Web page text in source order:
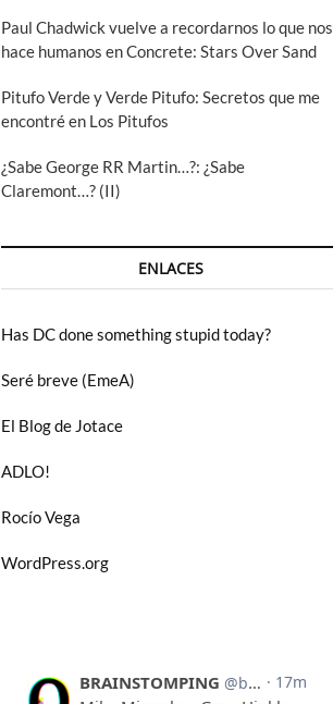
Paul Chadwick vuelve a recordarnos lo que nos
hace humanos en Concrete: Stars Over Sand
Pitufo Verde y Verde Pitufo: Secretos que me
encontré en Los Pitufos
¿Sabe George RR Martin…?: ¿Sabe
Claremont…? (II)
ENLACES
Has DC done something stupid today?
Seré breve (EmeA)
El Blog de Jotace
ADLO!
Rocío Vega
WordPress.org